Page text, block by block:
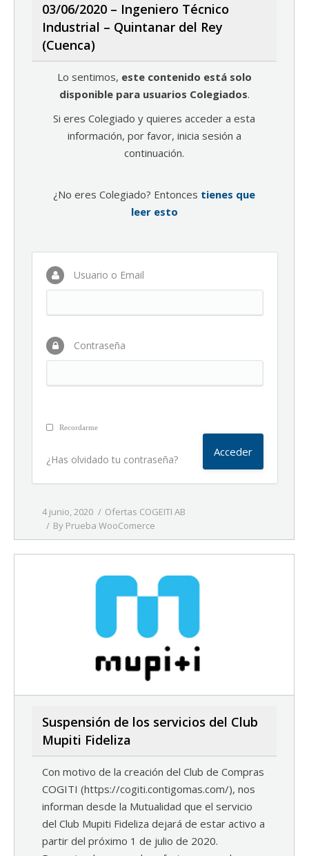
03/06/2020 – Ingeniero Técnico
Industrial – Quintanar del Rey
(Cuenca)
Lo sentimos, este contenido está solo
disponible para usuarios Colegiados.
Si eres Colegiado y quieres acceder a esta
información, por favor, inicia sesión a
continuación.
¿No eres Colegiado? Entonces tienes que
leer esto
Usuario o Email
Contraseña
Recordarme
¿Has olvidado tu contraseña?
4 junio, 2020
Ofertas COGEITI AB
By Prueba WooComerce
Suspensión de los servicios del Club
Mupiti Fideliza
Con motivo de la creación del Club de Compras
COGITI (https://cogiti.contigomas.com/), nos
informan desde la Mutualidad que el servicio
del Club Mupiti Fideliza dejará de estar activo a
partir del próximo 1 de julio de 2020.